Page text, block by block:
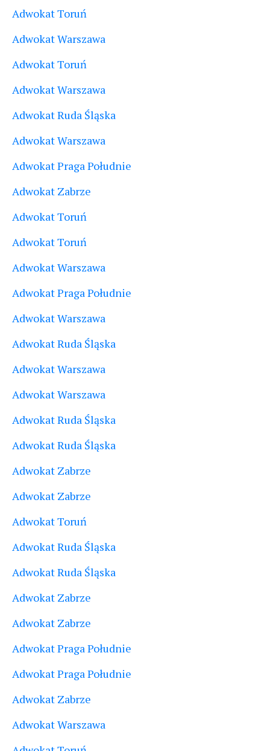
Adwokat Toruń
Adwokat Warszawa
Adwokat Toruń
Adwokat Warszawa
Adwokat Ruda Śląska
Adwokat Warszawa
Adwokat Praga Południe
Adwokat Zabrze
Adwokat Toruń
Adwokat Toruń
Adwokat Warszawa
Adwokat Praga Południe
Adwokat Warszawa
Adwokat Ruda Śląska
Adwokat Warszawa
Adwokat Warszawa
Adwokat Ruda Śląska
Adwokat Ruda Śląska
Adwokat Zabrze
Adwokat Zabrze
Adwokat Toruń
Adwokat Ruda Śląska
Adwokat Ruda Śląska
Adwokat Zabrze
Adwokat Zabrze
Adwokat Praga Południe
Adwokat Praga Południe
Adwokat Zabrze
Adwokat Warszawa